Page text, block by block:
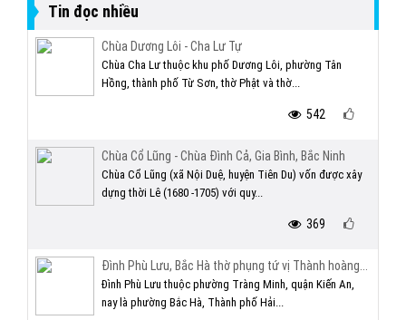
Tin đọc nhiều
Chùa Dương Lôi - Cha Lư Tự
Chùa Cha Lư thuộc khu phố Dương Lôi, phường Tân
Hồng, thành phố Từ Sơn, thờ Phật và thờ...
542
Chùa Cổ Lũng - Chùa Đình Cả, Gia Bình, Bắc Ninh
Chùa Cổ Lũng (xã Nội Duệ, huyện Tiên Du) vốn được xây
dựng thời Lê (1680 -1705) với quy...
369
Đình Phù Lưu, Bắc Hà thờ phụng tứ vị Thành hoàng...
Đình Phù Lưu thuộc phường Tràng Minh, quận Kiến An,
nay là phường Bắc Hà, Thành phố Hải...